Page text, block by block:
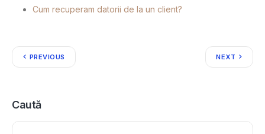
Cum recuperam datorii de la un client?
PREVIOUS NEXT
Caută